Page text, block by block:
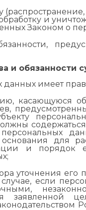
и
Законом о
и обязанности
данных имеет
касающуюся
для
и порядок
уточнения
если
заявленной